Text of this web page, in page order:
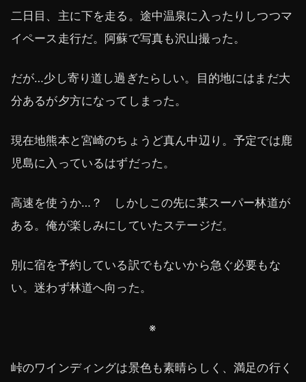
二日目、主に下を走る。途中温泉に入ったりしつつマ
イペース走行だ。阿蘇で写真も沢山撮った。
だが…少し寄り道し過ぎたらしい。目的地にはまだ大
分あるが夕方になってしまった。
現在地熊本と宮崎のちょうど真ん中辺り。予定では鹿
児島に入っているはずだった。
高速を使うか…？ しかしこの先に某スーパー林道が
ある。俺が楽しみにしていたステージだ。
別に宿を予約している訳でもないから急ぐ必要もな
い。迷わず林道へ向った。
※
峠のワインディングは景色も素晴らしく、満足の行く